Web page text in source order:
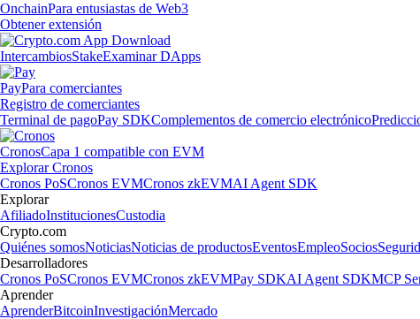
OnchainPara entusiastas de Web3
Obtener extensión
IntercambiosStakeExaminar DApps
PayPara comerciantes
Registro de comerciantes
Terminal de pagoPay SDKComplementos de comercio electrónico
CronosCapa 1 compatible con EVM
Explorar Cronos
Cronos PoSCronos EVMCronos zkEVMAI Agent SDK
Explorar
AfiliadoInstitucionesCustodia
Crypto.com
Quiénes somosNoticiasNoticias de productosEventosEmpleoSocios
Desarrolladores
Cronos PoSCronos EVMCronos zkEVMPay SDKAI Agent SDKMCP
Aprender
AprenderBitcoinInvestigaciónMercado